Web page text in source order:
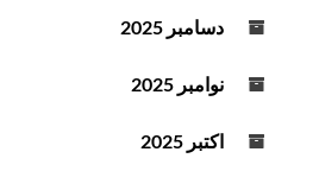
دسامبر 2025
نوامبر 2025
اکتبر 2025